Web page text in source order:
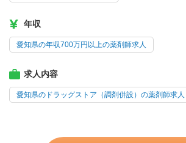
年収
愛知県の年収700万円以上の薬剤師求人
求人内容
愛知県のドラッグストア（調剤併設）の薬剤師求人